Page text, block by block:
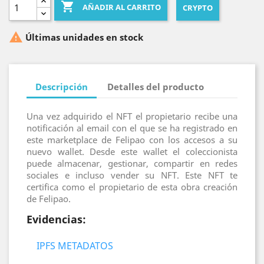
 AÑADIR AL CARRITO CRYPTO
 Últimas unidades en stock
Descripción Detalles del producto
Una vez adquirido el NFT el propietario recibe una
notificación al email con el que se ha registrado en
este marketplace de Felipao con los accesos a su
nuevo wallet. Desde este wallet el coleccionista
puede almacenar, gestionar, compartir en redes
sociales e incluso vender su NFT. Este NFT te
certifica como el propietario de esta obra creación
de Felipao.
Evidencias:
IPFS METADATOS